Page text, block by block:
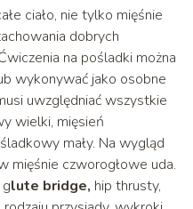
ciało, nie tylko mięśnie
dobrych
na pośladki można
wykonywać jako osobne
uwzględniać wszystkie
wielki, mięsień
mały. Na wygląd
mięśnie czworogłowe uda.
lute bridge, hip thrusty,